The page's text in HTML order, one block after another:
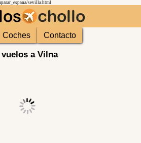
sevilla.html
Coches Contacto
a Vilna